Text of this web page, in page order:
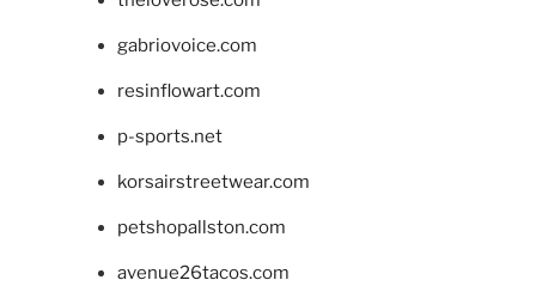
gabriovoice.com
resinflowart.com
p-sports.net
korsairstreetwear.com
petshopallston.com
avenue26tacos.com